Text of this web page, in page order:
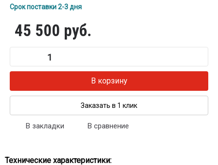
Срок поставки 2-3 дня
45 500 руб.
В корзину
Заказать в 1 клик
В закладки В сравнение
Технические характеристики: